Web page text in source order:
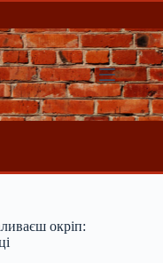
окріп: